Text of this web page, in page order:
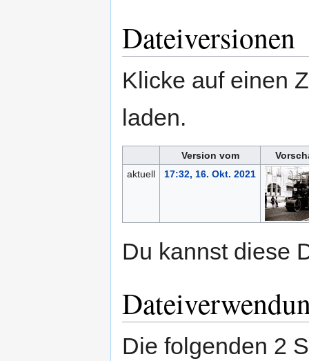
Dateiversionen
Klicke auf einen
laden.
Version vom
aktuell
17:32, 16. Okt. 2021
Du kannst diese
Die folgenden 2